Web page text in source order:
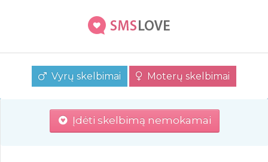
Vyrų skelbimai Moterų skelbimai
Įdėti skelbimą nemokamai